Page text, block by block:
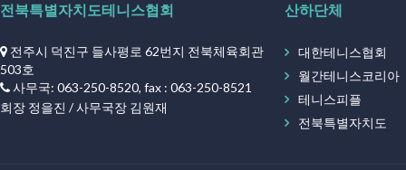
전북특별자치도테니스협회
전주시 덕진구 들사평로 62번지 전북체육회관
503호
사무국: 063-250-8520, fax : 063-250-8521
회장 정을진 / 사무국장 김원재
산하단체
대한테니스협회
월간테니스코리아
테니스피플
전북특별자치도